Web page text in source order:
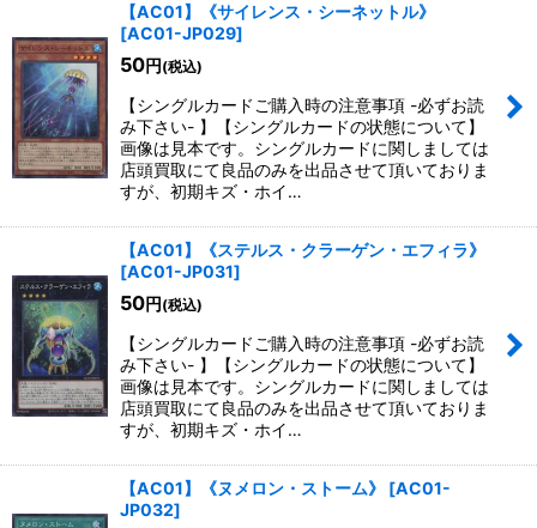
【AC01】《サイレンス・シーネットル》
[AC01-JP029]
50円 (税込)
【シングルカードご購入時の注意事項 -必ずお読
み下さい- 】【シングルカードの状態について】
画像は見本です。シングルカードに関しましては
店頭買取にて良品のみを出品させて頂いておりま
すが、初期キズ・ホイ…
【AC01】《ステルス・クラーゲン・エフィラ》
[AC01-JP031]
50円 (税込)
【シングルカードご購入時の注意事項 -必ずお読
み下さい- 】【シングルカードの状態について】
画像は見本です。シングルカードに関しましては
店頭買取にて良品のみを出品させて頂いておりま
すが、初期キズ・ホイ…
【AC01】《ヌメロン・ストーム》 [AC01-
JP032]